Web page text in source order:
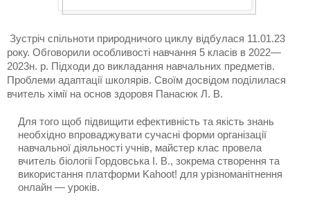
Зустріч спільноти природничого циклу відбулася 11.01.23
року. Обговорили особливості навчання 5 класів в 2022—
2023н. р. Підходи до викладання навчальних предметів.
Проблеми адаптації школярів. Своїм досвідом поділилася
вчитель хімії на основ здоровя Панасюк Л. В.
Для того щоб підвищити ефективність та якість знань
необхідно впроваджувати сучасні форми організації
навчальної діяльності учнів, майстер клас провела
використання платформи Kahoot! для урізноманітнення
онлайн — уроків.